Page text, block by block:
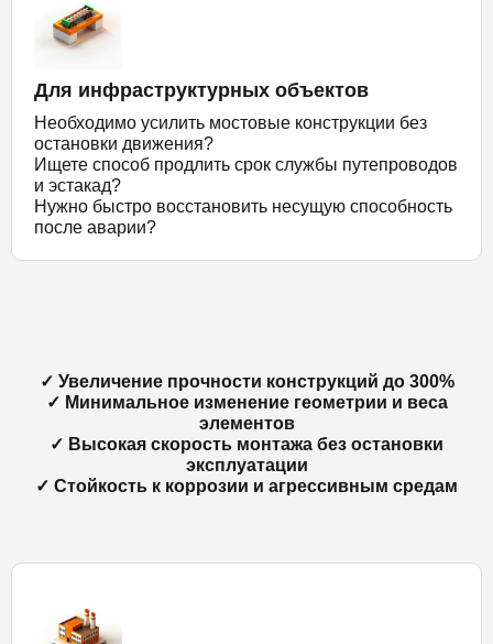
Для инфраструктурных объектов
Необходимо усилить мостовые конструкции без
остановки движения?
Ищете способ продлить срок службы путепроводов
и эстакад?
Нужно быстро восстановить несущую способность
после аварии?
✓ Увеличение прочности конструкций до 300%
✓ Минимальное изменение геометрии и веса
элементов
✓ Высокая скорость монтажа без остановки
эксплуатации
✓ Стойкость к коррозии и агрессивным средам